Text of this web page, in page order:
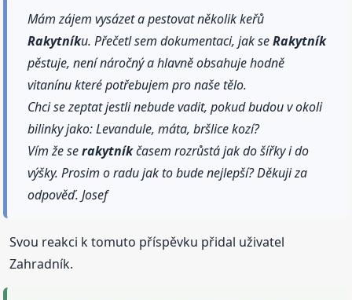
Mám zájem vysázet a pestovat několik keřů
Rakytníku. Přečetl sem dokumentaci, jak seRakytník
pěstuje, není náročný a hlavně obsahuje hodně
vitanínu které potřebujem pro naše tělo.
Chci se zeptat jestli nebude vadit, pokud budou v okoli
bilinky jako: Levandule, máta, bršlice kozí?
Vím že serakytníkčasem rozrůstá jak do šířky i do
výšky. Prosim o radu jak to bude nejlepší? Děkuji za
odpověď. Josef
Svou reakci k tomuto příspěvku přidal uživatel
Zahradník.